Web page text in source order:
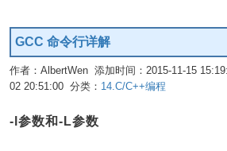
GCC 命令行详解
作者：AlbertWen 添加时间：2015-11-15
02 20:51:00 分类： 14.C/C++编程
-l参数和-L参数